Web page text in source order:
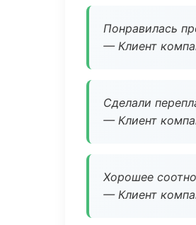
Понравилась
— Клиент
Сделали
— Клиент
Хорошее
— Клиент